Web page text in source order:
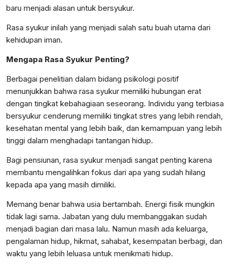
baru menjadi alasan untuk bersyukur.
Rasa syukur inilah yang menjadi salah satu buah utama dari
kehidupan iman.
Mengapa Rasa Syukur Penting?
Berbagai penelitian dalam bidang psikologi positif
menunjukkan bahwa rasa syukur memiliki hubungan erat
dengan tingkat kebahagiaan seseorang. Individu yang terbiasa
bersyukur cenderung memiliki tingkat stres yang lebih rendah,
kesehatan mental yang lebih baik, dan kemampuan yang lebih
tinggi dalam menghadapi tantangan hidup.
Bagi pensiunan, rasa syukur menjadi sangat penting karena
membantu mengalihkan fokus dari apa yang sudah hilang
kepada apa yang masih dimiliki.
Memang benar bahwa usia bertambah. Energi fisik mungkin
tidak lagi sama. Jabatan yang dulu membanggakan sudah
menjadi bagian dari masa lalu. Namun masih ada keluarga,
pengalaman hidup, hikmat, sahabat, kesempatan berbagi, dan
waktu yang lebih leluasa untuk menikmati hidup.